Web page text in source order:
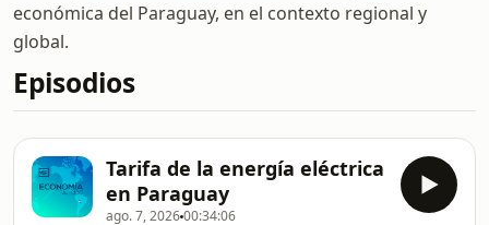
económica del Paraguay, en el contexto regional y
global.
Episodios
Tarifa de la energía eléctrica
en Paraguay
ago. 7, 202600:34:06